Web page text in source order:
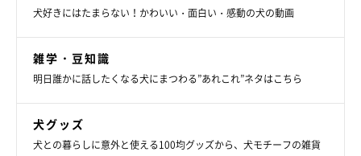
犬好きにはたまらない！かわいい・面白い・感動の犬の動画
雑学・豆知識
明日誰かに話したくなる犬にまつわる”あれこれ”ネタはこちら
犬グッズ
犬との暮らしに意外と使える100均グッズから、犬モチーフの雑貨